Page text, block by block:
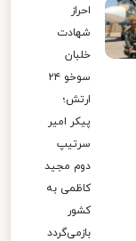
احراز
شهادت
خلبان
سوخو ۲۴
ارتش؛
پیکر امیر
سرتیپ
دوم مجید
کاظمی به
کشور
بازمی‌گردد